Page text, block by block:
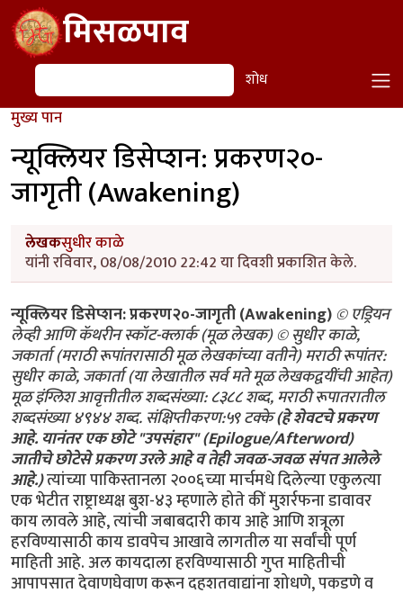
Skip to main contentमिसळपाव
शोध शोध
मुख्य पान
न्यूक्लियर डिसेप्शन: प्रकरण२०-
जागृती (Awakening)
लेखकसुधीर काळे
यांनी रविवार, 08/08/2010 22:42 या दिवशी प्रकाशित केले.
न्यूक्लियर डिसेप्शन: प्रकरण२०-जागृती (Awakening)© एड्रियन
लेव्ही आणि कॅथरीन स्कॉट-क्लार्क (मूळ लेखक) © सुधीर काळे,
जकार्ता (मराठी रूपांतरासाठी मूळ लेखकांच्या वतीने) मराठी रूपांतर:
सुधीर काळे, जकार्ता (या लेखातील सर्व मते मूळ लेखकद्वयींची आहेत)
मूळ इंग्लिश आवृत्तीतील शब्दसंख्या: ८३८८ शब्द, मराठी रूपातरातील
शब्दसंख्या ४९४४ शब्द. संक्षिप्तीकरण:५९ टक्के(हे शेवटचे प्रकरण
आहे. यानंतर एक छोटे "उपसंहार" (Epilogue/Afterword)
जातीचे छोटेसे प्रकरण उरले आहे व तेही जवळ-जवळ संपत आलेले
आहे.)त्यांच्या पाकिस्तानला २००६च्या मार्चमधे दिलेल्या एकुलत्या एक भेटीत राष्ट्राध्यक्ष बुश-४३ म्हणाले होते कीं मुशर्रफना डावावर काय लावले आहे, त्यांची जबाबदारी काय आहे आणि शत्रूला हरविण्यासाठी काय डावपेच आखावे लागतील या सर्वांची पूर्ण माहिती आहे. अल कायदाला हरविण्यासाठी गुप्त माहितीची आपापसात देवाणघेवाण करून दहशतवाद्यांना शोधणे, पकडणे व त्यांना न्यायासनांपुढे खेचणे हेच मार्ग होते. आणि सरते शेवटी द्वेषभावनेच्या विचारसरणीची जागा आशेच्या विचारसरणीने घेणे हाच दहशतवादाला पराभूत करण्याचा योग्य मार्ग आहे हे मुशर्रफना नीट माहीत असून शेवटी दोघे मिळून (मुशर्रफ आणि ते स्वतः) विजय जरूर मिळवतील असेही ते पुढे म्हणाले होते. पण बुश-४३ यांचे विमान उतरायच्या आधी अमेरिकन उपदूतावासातील (consulate) एक अधिकारी फॉय यांची गाडी स्फोटकाने भरलेली गाडी तिच्यावर आपटून आतील आणखी तीन माणसांसह कराचीतील अतिसुरक्षित समजल्या जाणार्‍या भागात उडवली गेली होती व सारे प्रणांना मुकले. अमेरिकेनेच दिलेल्या 'स्टिंगर' प्रक्षेपणास्त्राचा मारा होऊ नये म्हणून त्यांचे विमान दिवे न लावता उतरवले गेले[१]. लॉरा बुश आणि बुश-४३ विमानातून ३ मार्च २००६ रोजी उतरल्यावर त्यांच्या वधाचा प्रयत्न यशस्वी होऊ नये म्हणून तयार ठेवलेल्या अनेक हेलीकॉप्टर्स आणि चिलखती गाड्यांच्या संरक्षणात ते अमेरिकन दूतावासाच्या आवारात पोचले. आजकाल या दूतावासात कांहीं कामासाठी जाणे म्हणजे एक 'प्रकल्प'च होता! २४ तासांच्या त्यांच्या भेटीत बुश कुठल्याही आम पाकिस्तानी नागरिकाच्या जवळपासही जाऊ शकले नव्हते! गस्त घालायला हजारो पाकिस्तानी पोलीस, छत्रीधारी सैनिक, अमेरिकेची ब्लॅक हॉक हेलीकॉप्टर्स तैनात होती. इस्लामाबादवरील सर्व मुलकी विमान वहातूकही पूर्णपणे बंद होती. पण इतर शहरांत 'मद्रास्सा'च्या विद्यार्थ्यांना हाताशी धरून धार्मिक पक्षांनी छोट्या-मोठ्या आगी लावून आपला निषेध व राग व्यक्त केला होता. मुशर्रफ यांचाही या काळातील सारा वेळ स्वतःच्या समस्याबरोबर लठ्ठालठ्ठी करण्यातच गेला. पाकिस्तानला यायच्या आधी पाच दिवस बुश-४३यांनी करझाई यांच्या सरकारच्या समर्थनार्थ काबूलला भेट दिली होती. तालीबान्यांनी काबूलहून पळ काढला असला तरी त्यांचे अनुयायी अफगाणिस्तानच्या पश्चिम व दक्षिण भागात धारिष्ट्यपूर्ण व रक्तलांछित हल्ले करून सुधारणांच्या समर्थकांना आणि युतीच्या अफगाणी, ब्रिटिश आणि अमेरिकन सेनेला मदत करणार्‍यांना कंठस्नान घालू शकत होते. त्यावेळी करझाईंनी बुश-४३ना पाकिस्तानी लष्कर आणि ISI तालीबानला व अल कायदाला कसे आसरा व शस्त्रास्त्रे पुरवत होते याबद्दलच्या पुराव्याचे एक बाड दिले होते त्यात क्वेट्ट्याला एका पिक-अप व्हॅनमध्ये बसून सगळीकडे उजळ माथ्याने फिरणारे एकाक्ष मुल्ला ओमर व बिन लादेन यांच्यासकट पाकिस्तानात रहाणार्‍या शेकडो कार्यकर्त्यांच्या आणि छोट्या सैनिकदलांच्या मुखियांच्या नावाची यादी होती. करझाईंचे म्हणणे किती सत्य होते याचा प्रत्यय १३ जानेवारी २००६ला आलाच होता. कारण त्या दिवशीच्या ड्रोन विमानांतून डागलेल्या 'हेलफायर' प्रक्षेपणास्त्रांच्या अफगाणिस्तानच्या सीमेपासून ५ मैलावर असलेल्या डामाडोला गावात केलेल्या हल्ल्यातून अल कायदाचे न. २ अयमान अल-जवाहिरी जरी वाचले असले तरी त्यांचे नरसंहारक्षम शस्त्रास्त्रविभागाचे प्रमुख अबू खबाब अल-मास्री मारले गेले होते. पण मुशर्रफ गुर्मीतच होते. त्यांनी ८०,००० सैनिक अफगाणिस्तान सीमेवर तैनात करून त्यांना जवळ-जवळ पूर्णपणे नेस्तनाबूत केले होते असा दावाही त्यांनी केला व करझाईंच्या यादीतील ६६ टक्के नावे कालबाह्य होती असे सांगून तिची टर उडवली. बुश-४३ यांच्या आगमनाच्या आसपास २५ परदेशी दहशतवाद्यांना पाक लष्कराने ठार मारल्याची शेखी मिरवली पण ते सारे मृत मुले, स्त्रिया व विद्यार्थी होते असे पहाणार्‍यांनी सांगितले होते. बुश-४३ परत गेल्यावर "पाकिस्तानस्थित अल कायदा नेते इंग्लंडमधील व इतर युरोपमधील गंभीर व वाढत्या कार्यक्षमतेच्या दहशतवाद्यांच्या चिवट जाळ्यांचे संचलन करीत आहेत" असे अपूर्व असे जाहीर वक्तव्य एलीझा मॅनिंगम-बुलर या MI5च्या निर्देशिकेने केले. अमेरिकेचे ब्रूस रीडल[२] हेही त्याच मताचे होते. सरकारातून बाहेर पडल्यावर त्यांनी "अल कायदाचे प्रमुख पाकिस्तानात लपले आहेत" असे आपल्या पहिल्याच मुलाखतीत सांगितले. २००२ ते २००४च्या दरम्यान त्यांचे उद्दिष्ट जिवंत रहाणे व पाकिस्तानात क्वेट्टा व बलुचिस्तानात नवे तळ स्थापणे असे होते, २००५ साली त्यांचे पुनरुत्थान झाल्याची लक्षणे साफ दिसू लागली होती व २००६ साली ते बिन लादेन व अल-जवहिरी या नेत्यांच्या चित्रफितींच्या आक्रमक प्रचारासह व नव्या कारवायांसह सूडबुद्धीने प्रतिहल्ला करायला तयार झाले होते! त्यासाठी ते इंग्लंड व अमेरिकेत स्थायिक झालेल्या पाकिस्तानी व बांगलादेशी नागरिकांना वापरून दहशतवादी हल्ले करायच्या योजना आखत होते[३]. पाकिस्तानातील मैत्रीपूर्ण वातावरणत अल कायदाने जोरदार पावले टाकून तथाकथित प्रतिबंधित LeT, JeM[४] सारख्या पाकिस्तानी दहशतवाद्यांशी घनिष्ट संबंध प्रस्थापित केले. मुशर्रफनीच उभ्या केलेल्या काश्मिरी दहशतवादी संघटना, अफगाणी समर्थक संघटना, तालीबान व बिन लादेन वत्यांचे सहकारी यांना आश्रय देणार्‍यांच्या कारवाया पाकिस्तान सरकार सहन करत होते अशीही ताकीद रीडेल यांनी दिली. निवेदनाचे समर्थन करण्यासाठीच जणू पाठोपाठ हेकमतयार[५] यांनी बिन लादेन व त्यांच्या सहकार्‍यांना तोरा बोरा पर्वतांमधून नोव्हेंबर २००१मध्ये कसे पाकिस्तानात सुरक्षितपणे पोचविले होते याबद्दल फुशारकी मारली. पाकिस्तानी लष्कर आणि ISIच्या छुपी मदत वापरून बलवान झालेले हेकमतयार हे कट्टर पाश्चात्यविरोधी मुजाहिदीन काबूलच्या पाडावात अल-जरकावी[५], अल-मकदीसी[५] यांच्याबरोबरीने लढले होते. बुश-४३ परतल्यानंतर तालीबान व अल कायदाच्या पुररुत्थानाचे नेमके स्वरूप हे सुस्पष्ट होऊ लागले. उत्तर वझीरिस्तानमधील मिरामशहा नावाच्या एका दुर्गम गावातील हकीकत अंगावर शहारे आणणारी होती. विजेच्या खांबाना लटकवलेली बंदुकीच्या गोळ्यांनी चाळण झालेली अनेक शरीरे, शिरच्छेदानंतर तोंडात नोटा कोंबून जमीनीवर भिरकावलेले डोके, बाजारात छिन्न-विछिन्न केलेल्या अनेक शरीरांवर फेकलेले एक मृत कुत्रे आणि "गुन्हेगारांची आणि देवाच्या आज्ञा न पाळणार्‍यांची हीच गत होईल" असे म्हणून त्यातल्याच एका शरीरावर बंदुकीच्या दस्त्याचा फटका मारणारा एक लांब दाढीवाला मुल्ला ही कथा "नरकातील एक दृश्य" म्हणून जाविद हुसेन नावाच्या एका बलदंड पत्रकाराने प्रसिद्ध केली. या भागांत काळ्या रंगाचा फेटा बांधलेल्या मुल्लांचीच सत्ता चाले व पाकिस्तानी लष्करी आणि मुलकी अधिकारीसुद्धा जाहीर मृत्युदंडांसारख्या घटनासुद्धा प्रेक्षकांसारखे फक्त बघत असत. ज्येष्ठ लष्करी अधिकार्‍यांनी तिथल्या मुलकी अधिकार्‍यांना 'नव-तालीबानीं'च्या हालचालींना अजीबात अडसर आणायचा नाहीं अशा आज्ञाच दिलेल्या होत्या असे सय्यद जहीर उल-इस्लाम नावाच्या मुलकी अधिकार्‍यानेच सांगितले. पुढे ही मध्यमयुगीन प्रथा टंक, डेरा इस्माइल खान, बन्नू व कोहातसारख्या आजूबाजूच्या शहरातही पसरू लागली. संगीत, टीव्ही, हजामतीची दुकाने वगैरेवर बंदी आणण्यात आली होती. पण ही आणीबाणी थेट मुशर्रफ यांच्या सैन्यात पसरण्याइतकी खोलवर गेली होती. पाकिस्तानी लष्कराकडे 'नव-तालीबानीं'ना चिरडून टाकू शकतील इतकी भरपूर शस्त्रास्त्रें असूनसुद्धा त्यांच्यावर ते स्वामित्व प्रस्थापित करू शकत नसल्याची कबूली दिल्यामुळे त्या दोघांत एप्रिल २००४मध्ये एक 'शांती-करार' झाला होता. त्याच नोव्हेंबरमध्ये त्यांना खुष करण्यासाठी या असामान्य उपायांना मुशर्रफनी होकार दिला होता. पाकिस्तानवरील निष्ठेची प्रतिज्ञा घेणे आणि परदेशी दहशतवाद्यांना आसरा किंवा मदत देणे बंद केल्याच्या बदल्यात त्यांना मुशर्रफनी त्यांना अल कायदाचे झालेले कर्ज फेडण्यासाठी ५,४०,००० डॉलर्सची मदतही दिली! या पैशाच्या विनियोगावर नियंत्रण ठेवणे अशक्यच होते आणि कुणीही 'नव-तालीबानीं'ना हे कर्ज कसे झाले असले प्रश्न विचारायची सोयच नव्हती! हे पैसे मिळताच एका गटाचा म्होरक्या बाईतुल्ला मेहसूद भूमिगत झाला. सररोघा येथे नव-तालीबानींबरोबर झालेल्या बैठकीनंतर पाकिस्तानी लष्कराने २००५च्या फेब्रूवारीत दक्षिण वझीरिस्तान सोडायचे कबूल केले होते. तशाच तर्‍हेचा करार उत्तर वझीरिस्तानवर सत्ता असलेल्या आणखी एका नव-तालीबानींबरोबरही २००६च्या सप्टेंबरमध्ये केला गेला. त्यानुसार तेथील पायदळाचे व हवाई हल्ले थांबविणे, कैद्यांची मुक्तता करणे, सैन्याने बराकीत परत जाणे, नव-तालीबानींना त्यांच्या हानीची नुकसानभरपाई देणे आणि टोळीवाल्यांना हत्यारे बाळगायची परवानगी देणे वगैरे अटीही सरकारने मान्य केल्या. मुशर्रफना विचारून किंवा परस्पर ते माहीत नाहीं, पण पाकिस्तानी जनरल्सनी मुल्ला दादुल्लाबरोबरही करार केले. मुल्ला दादुला हे एक पायाचे मुल्ला असून नाटोच्या फौजांविरुद्ध नैऋत्य भागातील कंदाहार व हेलमंद या प्रांतात[६] बंडाळी केल्याबद्दल व अनेक नाटो सैनिकांच्या मृत्यूबद्दल जबाबदार असल्यामुळे अमेरिकेच्या most-wanted list वर आहेत. सीमेपलीकडील उद्रेकापेक्षा या गुप्त करारामुळे खौस्त, पाक्तिया व पाक्तिका या अफगाणिस्तानच्या पूर्वसीमेवरील प्रांतांत अराजक माजले असे नाटोच्या सेनाधिकार्‍यांचे मत आहे. पाकिस्तानी लष्कर गेल्यावर या नव-तालीबान्यांनी निर्भयपणे शस्त्रें व सैनिक सीमेपलीकडे पाठवले आणि तिथल्या गांवांत व शहरात हिंसक अराजक माजविले आणि दबा धरून (ambush) नाटोच्या अनेक सैनिकांना कंठस्नान घातले. २००५मधील १६०० हल्ल्यांच्या तूलनेत २००६मध्ये ५००० हल्ल्यावर आकडा पोचला व आत्मघाती हल्ले २७ वरून १३९वर पोचले होते. परिस्थिती इतकी बिघडली कीं सर्व स्थानीय अधिकार्‍यांनी मिळून ज्येष्ठ अधिकार्‍यांकडे अर्ज सादर केला. ६ मार्च २००७रोजी पाकिस्तानच्या बेशिस्त वायव्य सरहद्द प्रांताचे राज्यपाल ले.ज.अली महंमदअली औरकझाईंना एक अहवाल सादर करण्यात आला. त्यात अनेक मुद्दे होते: "कायदा, सुव्यवस्था राखणार्‍यांच्या औदासीन्यामुळे सरकारी पाऊल मागे पडले आहे, प्रत्येक दिवसागणिक सरकारचा वचक कमी होत चालाला आहे, ती पोकळी बिनसरकारी लोक व्याफून राहिले आहेत, सरकारी कर्मचार्‍यांचे आणि सरकारच्या समर्थकांचे मनोधैर्य खचलेले आहे, तालीबानीकरण, कायद्यांचा अभाव आणि दहशतवाद वाढत आहे हे ते मुद्दे होते. नेहमी या भागाचा दौरा करणार्‍या एका वार्ताहाराने लिहिले होते कीं सरकारी धोरण पशुतुल्य लष्करी अत्याचाराच्या टोकापासून बंडखोरांपुढे शरणागती पत्करण्याच्या दुसर्‍या टोकापर्यंत झुलले आहे. पेचप्रसंग सोडविण्याबद्दल विख्यात असलेला जागतिक विचारमंच 'आंतरराष्ट्रीय आणीबाणी गटा'ने[७] "असले करार करूनही बंडखोरी चालूच राहिली असून सीमेवरील घूसखोरीही कमी व्हायचे नांव फ़्हेत नाहीं. लष्करी मोहिमा 'अल कायदा'ची वरिष्ठ लक्ष्ये टिपण्यात यशस्वी होत नाहीं आहेत, आणि कित्येक बंडखोरांना इतरत्र आश्रय मिळाला आहे" असे लिहीत अतीशय गंभीर चिंता व्यक्त केली. पण नवतालीबानी आणि त्यांचे अल कायदा समर्थक यांचा उत्कर्ष आपोआप नाही झाला. अमेरिकन गुप्तहेरखात्याच्या आणि भारतीय गुप्तहेरखात्यातील वरिष्ठ अधिकारी या दोघांनी पाकिस्तानी गुप्तहेरखात्यातील कांही घटकांवर नवतालीबानींबरोबर संबंध ठेवणे, त्यांना प्रशिक्षण आणि आसरा देणे असे आरोप केले. त्यात मुशर्रफ यांचे २००४पर्यंत CJCOS असलेले ज.मोहम्मद अजीज, ISIचे भूतपूर्व Director General आणि बिन लादेनच्या सहकार्याने बेनझीरबाईंना ठार मारण्याचा कट केल्याबद्दल बडतर्फ केलेले ज.हमीद गुल, स्टिंगर प्रक्षेपणास्त्रे परत मिळविण्याच्या CIAच्या प्रयत्नांना खीळ घालणारे ISIचे आणखी एक भूतपूर्व Director General ज.जाविद नासीर, FBIने ९/११ हल्ल्याबद्दलचे संशयित ISIचे आणखी एक भूतपूर्व निर्देशक ज.महमूद अहमद, १९९५मध्ये बेनझीरबाईंच्याविरुद्ध कुदेता रचण्याच्या कटात सामील असलेले व २००१साली मुशर्रफनी माफी दिलेले ज.जहीर-उल-इस्लाम, मुस्लिम अतिरेक्यांकडून मारले गेलेल्या डॅनियल पर्ल यांना त्यांच्या मारेकर्‍य़ांकडे घेऊन गेलेले